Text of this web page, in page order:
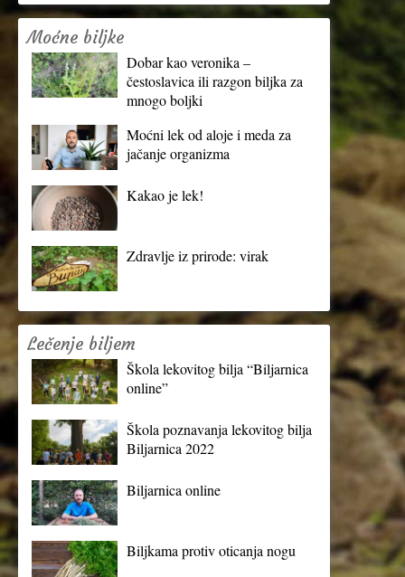
Moćne biljke
Dobar kao veronika –
čestoslavica ili razgon biljka za
mnogo boljki
Moćni lek od aloje i meda za
jačanje organizma
Kakao je lek!
Zdravlje iz prirode: virak
Lečenje biljem
Škola lekovitog bilja “Biljarnica
online”
Škola poznavanja lekovitog bilja
Biljarnica 2022
Biljarnica online
Biljkama protiv oticanja nogu